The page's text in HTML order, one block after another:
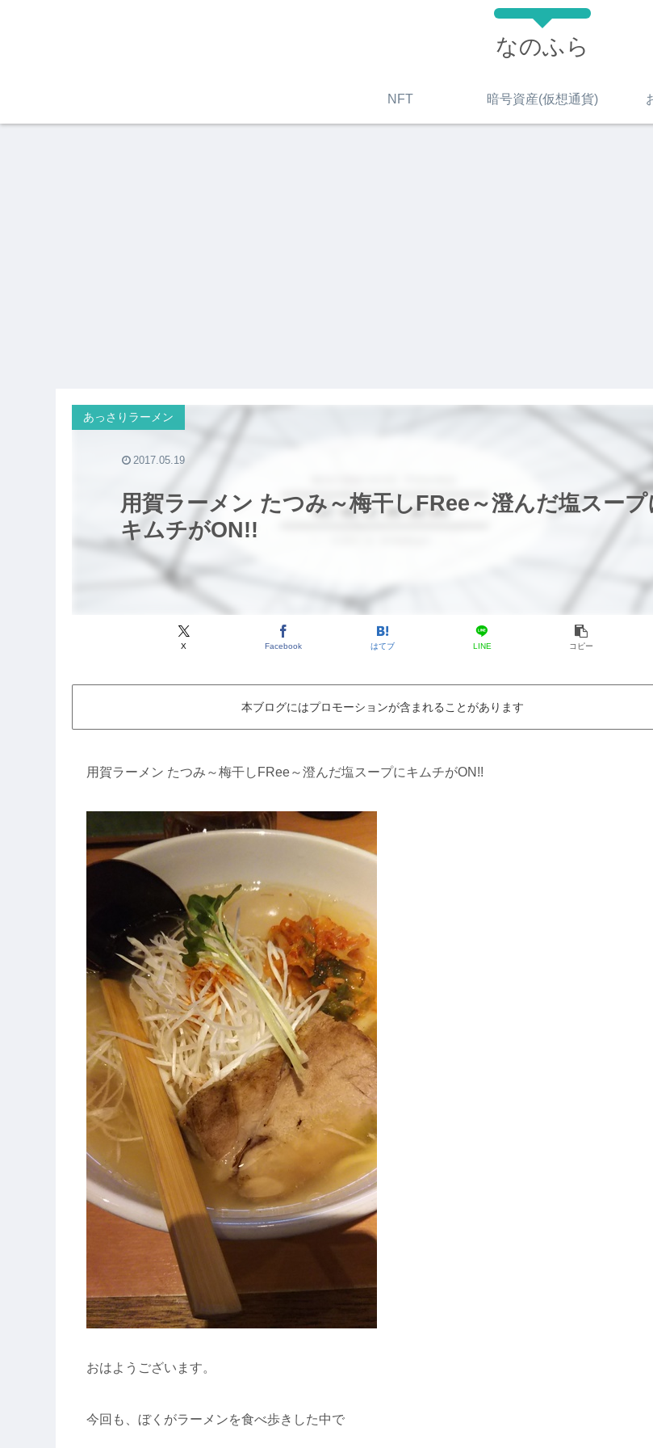
なのふら
NFT 暗号資産(仮想通貨)
用賀ラーメン たつみ～梅干しFRee～澄んだ塩スープ
キムチがON!!
あっさりラーメン
X Facebook はてブ LINE コピー
2017.05.19
本ブログにはプロモーションが含まれることがあります
用賀ラーメン たつみ～梅干しFRee～澄んだ塩スープにキムチがON!!
おはようございます。
今回も、ぼくがラーメンを食べ歩きした中で